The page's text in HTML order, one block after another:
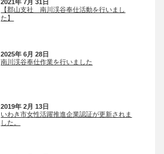
2021年 7月 31日
【郡山支社 南川渓谷奉仕活動を行いまし
た】
2025年 6月 28日
南川渓谷奉仕作業を行いました
2019年 2月 13日
いわき市女性活躍推進企業認証が更新されま
した。